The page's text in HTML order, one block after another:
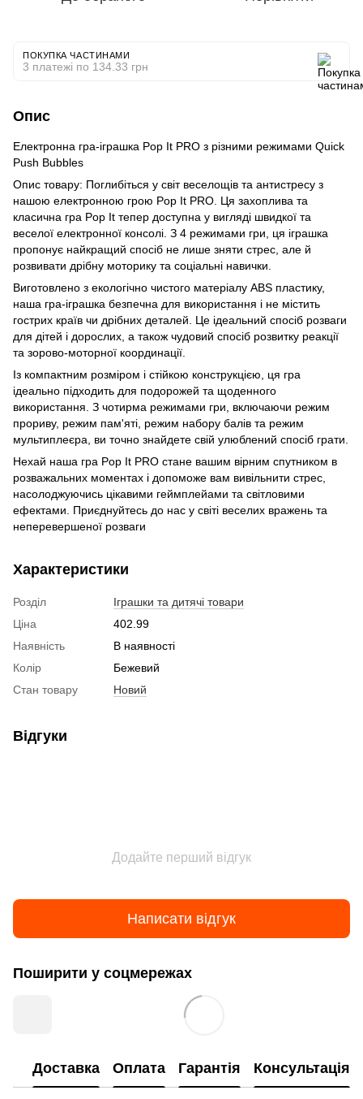
ПОКУПКА ЧАСТИНАМИ
3 платежі по 134.33 грн
Опис
Електронна гра-іграшка Pop It PRO з різними режимами Quick
Push Bubbles
Опис товару: Поглибіться у світ веселощів та антистресу з
нашою електронною грою Pop It PRO. Ця захоплива та
класична гра Pop It тепер доступна у вигляді швидкої та
веселої електронної консолі. З 4 режимами гри, ця іграшка
пропонує найкращий спосіб не лише зняти стрес, але й
розвивати дрібну моторику та соціальні навички.
Виготовлено з екологічно чистого матеріалу ABS пластику,
наша гра-іграшка безпечна для використання і не містить
гострих країв чи дрібних деталей. Це ідеальний спосіб розваги
для дітей і дорослих, а також чудовий спосіб розвитку реакції
та зорово-моторної координації.
Із компактним розміром і стійкою конструкцією, ця гра
ідеально підходить для подорожей та щоденного
використання. З чотирма режимами гри, включаючи режим
прориву, режим пам'яті, режим набору балів та режим
мультиплеєра, ви точно знайдете свій улюблений спосіб грати.
Нехай наша гра Pop It PRO стане вашим вірним спутником в
розважальних моментах і допоможе вам вивільнити стрес,
насолоджуючись цікавими геймплейами та світловими
ефектами. Приєднуйтесь до нас у світі веселих вражень та
неперевершеної розваги
Характеристики
Розділ
Іграшки та дитячі товари
Ціна
402.99
Наявність
В наявності
Колір
Бежевий
Стан товару
Новий
Відгуки
Додайте перший відгук
Написати відгук
Поширити у соцмережах
Доставка Оплата Гарантія Консультація